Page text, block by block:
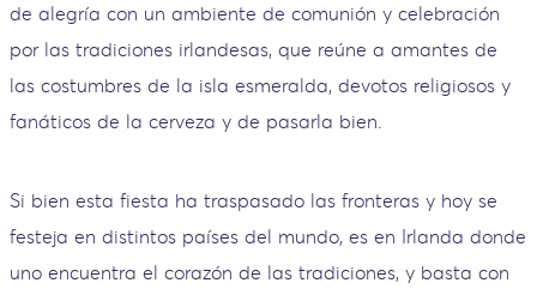
de alegría con un ambiente de comunión y celebración
por las tradiciones irlandesas, que reúne a amantes de
las costumbres de la isla esmeralda, devotos religiosos y
fanáticos de la cerveza y de pasarla bien.
Si bien esta fiesta ha traspasado las fronteras y hoy se
festeja en distintos países del mundo, es en Irlanda donde
uno encuentra el corazón de las tradiciones, y basta con